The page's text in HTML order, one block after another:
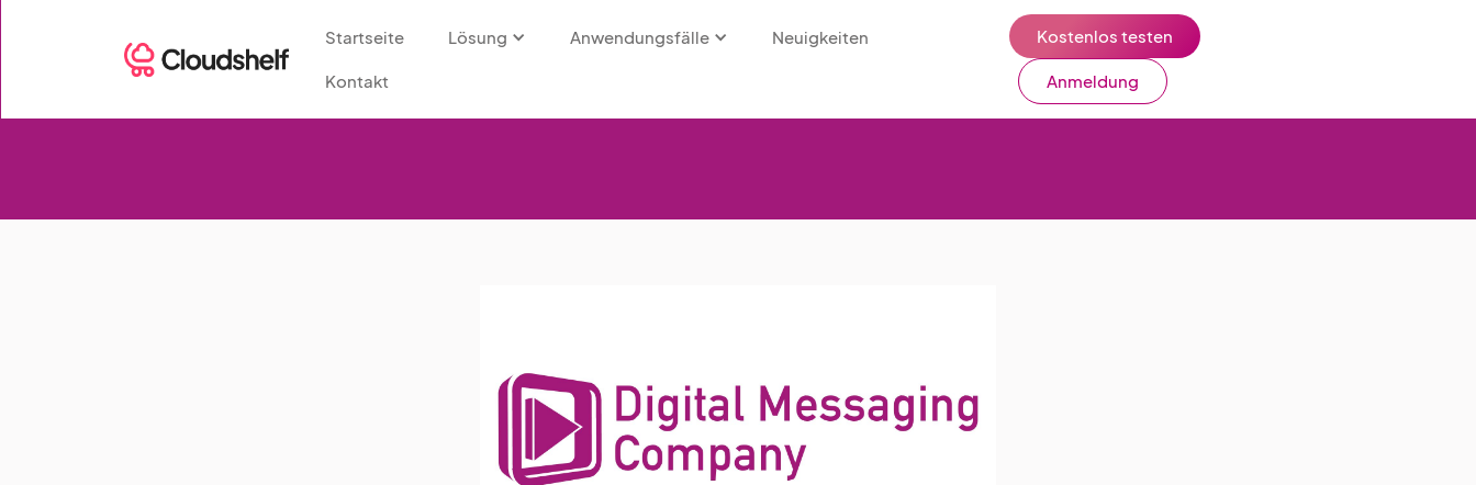
Startseite Lösung Anwendungsfälle Neuigkeiten
Kontakt
Kostenlos testen
Anmeldung